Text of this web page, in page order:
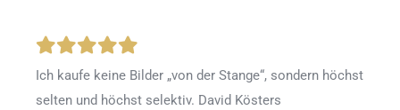
Ich kaufe keine Bilder „von der Stange“, sondern höchst
selten und höchst selektiv. David Kösters